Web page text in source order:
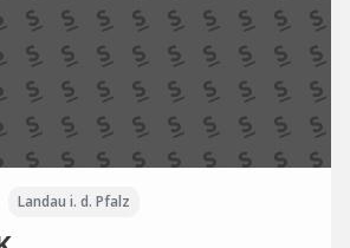
Landau i. d. Pfalz